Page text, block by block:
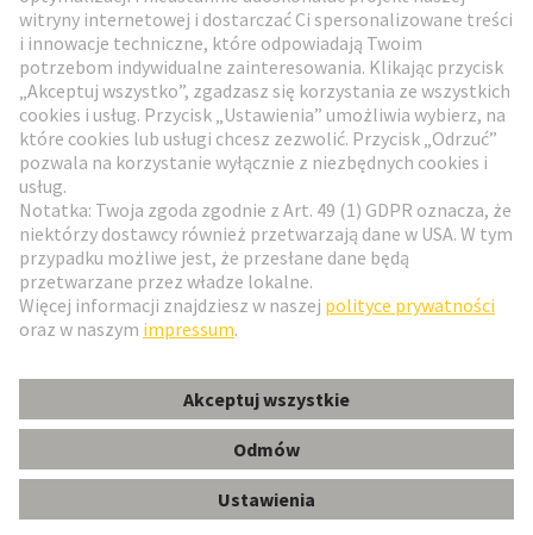
HAR-PAK FUEHRUNGSBUCHSE
Przejdź do rejestracji
Social Media
Polski
© HARTING Technology Group
WydawcaPolityka ochrony danych
Informacje dla klientów